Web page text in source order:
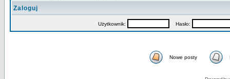
Zaloguj
Użytkownik: Hasło:
Nowe posty